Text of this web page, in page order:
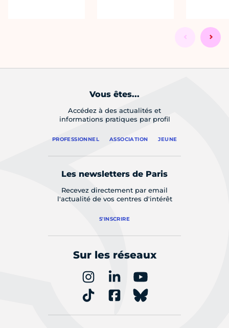
Vous êtes...
Accédez à des actualités et
informations pratiques par profil
PROFESSIONNEL ASSOCIATION JEUNE
Les newsletters de Paris
Recevez directement par email
l'actualité de vos centres d'intérêt
S'INSCRIRE
Sur les réseaux